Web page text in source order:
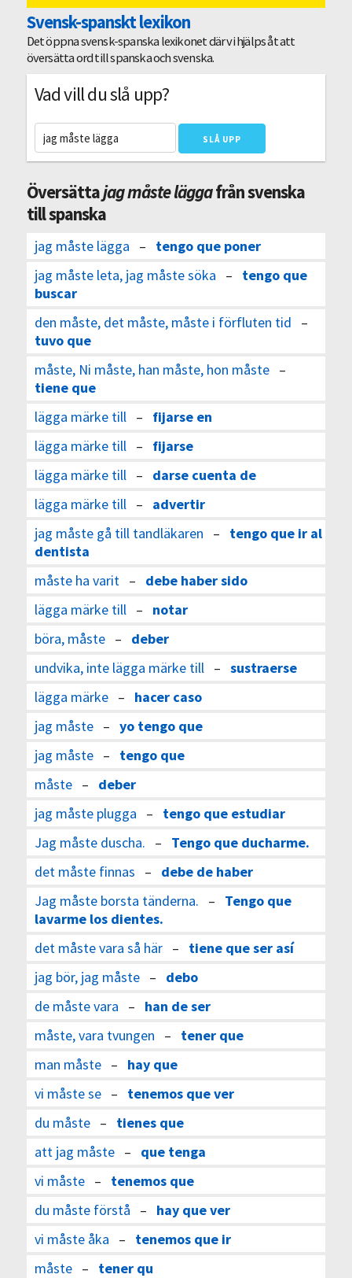
Svensk-spanskt lexikon
Det öppna svensk-spanska lexikonet där vi hjälps åt att
översätta ord till spanska och svenska.
Vad vill du slå upp?
Översättajag måste läggafrån svenska
till spanska
jag måste lägga – tengo que poner
jag måste leta, jag måste söka – tengo que
buscar
den måste, det måste, måste i förfluten tid –
tuvo que
måste, Ni måste, han måste, hon måste–
tiene que
lägga märke till – fijarse en
lägga märke till – fijarse
lägga märke till – darse cuenta de
lägga märke till – advertir
jag måste gå till tandläkaren – tengo que ir al
dentista
måste ha varit – debe haber sido
lägga märke till – notar
böra, måste– deber
undvika, inte lägga märke till – sustraerse
lägga märke– hacer caso
jag måste– yo tengo que
jag måste– tengo que
måste– deber
jag måste plugga – tengo que estudiar
Jag måste duscha. – Tengo que ducharme.
det måste finnas – debe de haber
Jag måste borsta tänderna. – Tengo que
lavarme los dientes.
det måste vara så här– tiene que ser así
jag bör, jag måste– debo
de måste vara – han de ser
måste, vara tvungen – tener que
man måste– hay que
vi måste se– tenemos que ver
du måste– tienes que
att jag måste– que tenga
vi måste– tenemos que
du måste förstå – hay que ver
vi måste åka – tenemos que ir
måste– tener qu